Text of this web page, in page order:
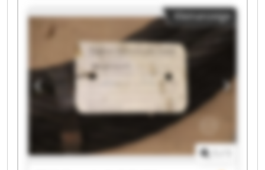
Absaugtechnik GmbH D&M Absaugtechnik
GmbH D&M Absaugtechnik GmbH D&M
Absaugtechnik GmbH D&M Absaugtechnik
GmbH D&M Absaugtechnik GmbH D&M
Absaugtechnik GmbH D&M Absaugtechnik
GmbH D&M Absaugtechnik GmbH D&M
Absaugtechnik GmbH D&M Absaugtechnik
GmbH D&M Absaugtechnik GmbH D&M
Absaugtechnik GmbH D&M Absaugtechnik
Kleinanzeige